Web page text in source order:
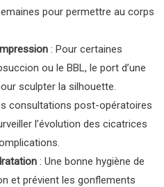
pour permettre au corps
: Pour certaines
ou le BBL, le port d’une
sculpter la silhouette.
consultations post-opératoires
l’évolution des cicatrices
: Une bonne hygiène de
et prévient les gonflements